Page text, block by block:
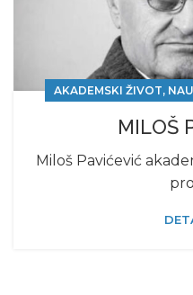
AKADEMSKI ŽIVOT,
MILOŠ
Miloš Pavićević